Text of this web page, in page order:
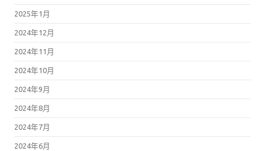
2025年1月
2024年12月
2024年11月
2024年10月
2024年9月
2024年8月
2024年7月
2024年6月